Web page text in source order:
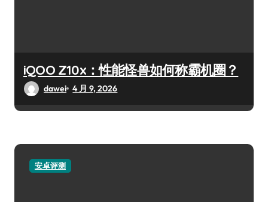
iQOO Z10x：性能怪兽如何称霸机圈？
dawei 4 月 9, 2026
安卓评测